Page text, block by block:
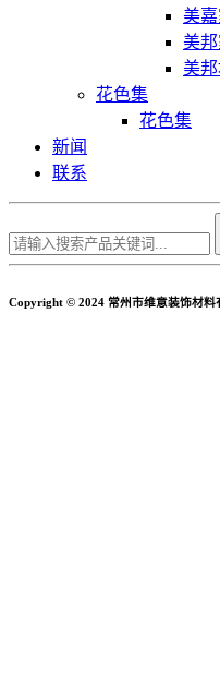
美
美
美
花色集
花色集
新闻
联系
Copyright © 2024 常州市维意装饰材料